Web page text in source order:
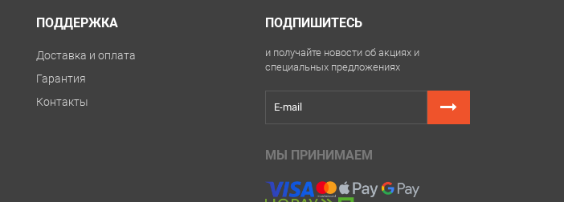
ПОДДЕРЖКА ПОДПИШИТЕСЬ
специальных предложениях
МЫ ПРИНИМАЕМ